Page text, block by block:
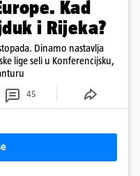
Kad
i Rijeka?
Dinamo nastavlja
lige seli u Konferencijsku,
45